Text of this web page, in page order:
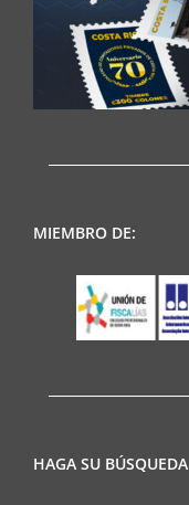
MIEMBRO DE:
HAGA SU BÚSQUEDA